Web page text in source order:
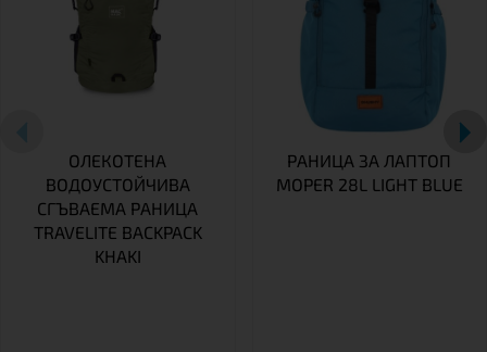
ОЛЕКОТЕНА
ВОДОУСТОЙЧИВА
СГЪВАЕМА РАНИЦА
TRAVELITE BACKPACK
KHAKI
РАНИЦА ЗА ЛАПТОП
MOPER 28L LIGHT BLUE